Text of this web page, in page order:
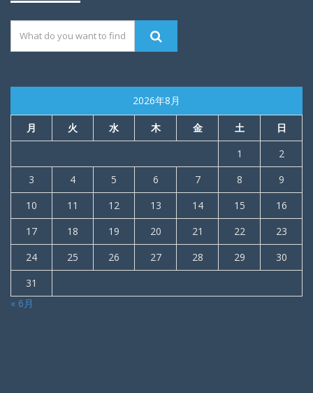
2026年8月
月 火 水 木 金 土
日
1
2
3
4 5 6 7 8
9
10
11 12 13 14 15
16
17
18 19 20 21 22
23
24
25 26 27 28 29
30
31
« 6月